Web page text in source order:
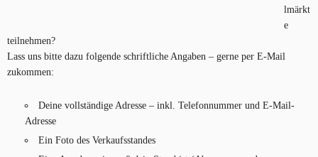
lmärkt
e
teilnehmen?
Lass uns bitte dazu folgende schriftliche Angaben – gerne per E-Mail
zukommen:
Deine vollständige Adresse – inkl. Telefonnummer und E-Mail-
Adresse
Ein Foto des Verkaufsstandes